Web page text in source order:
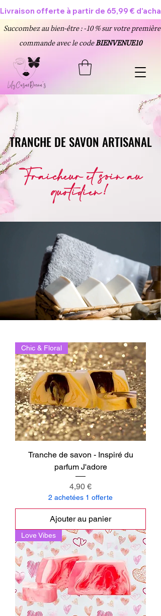
Succombez au bien-être : -10 % sur votre première
commande avec le codeBIENVENUE10
Livraison offerte à partir de 65,99 € d'achat
TRANCHE DE SAVON ARTISANAL
TRANCHE DE SAVON ARTISANAL
Fraîcheur et soin au
quotidien!
Chic & Floral
Tranche de savon - Inspiré du
parfum J'adore
Prix
4,90 €
2 achetées 1 offerte
Ajouter au panier
Love Vibes